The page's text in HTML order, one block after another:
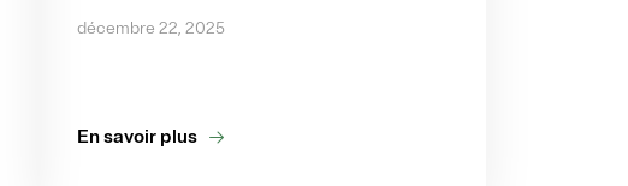
décembre 22, 2025
En savoir plus